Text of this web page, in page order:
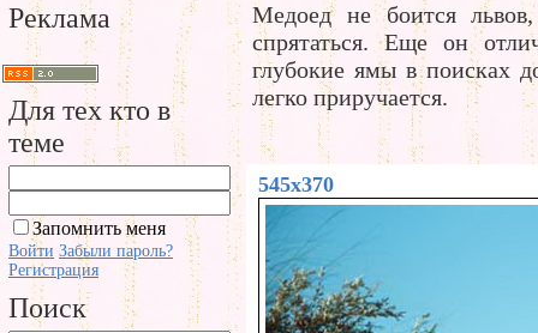
Реклама
Для тех кто в
теме
Запомнить меня
Войти Забыли пароль?
Регистрация
Поиск
Медоед не боится
спрятаться. Еще он
глубокие ямы в поисках
легко приручается.
545x370